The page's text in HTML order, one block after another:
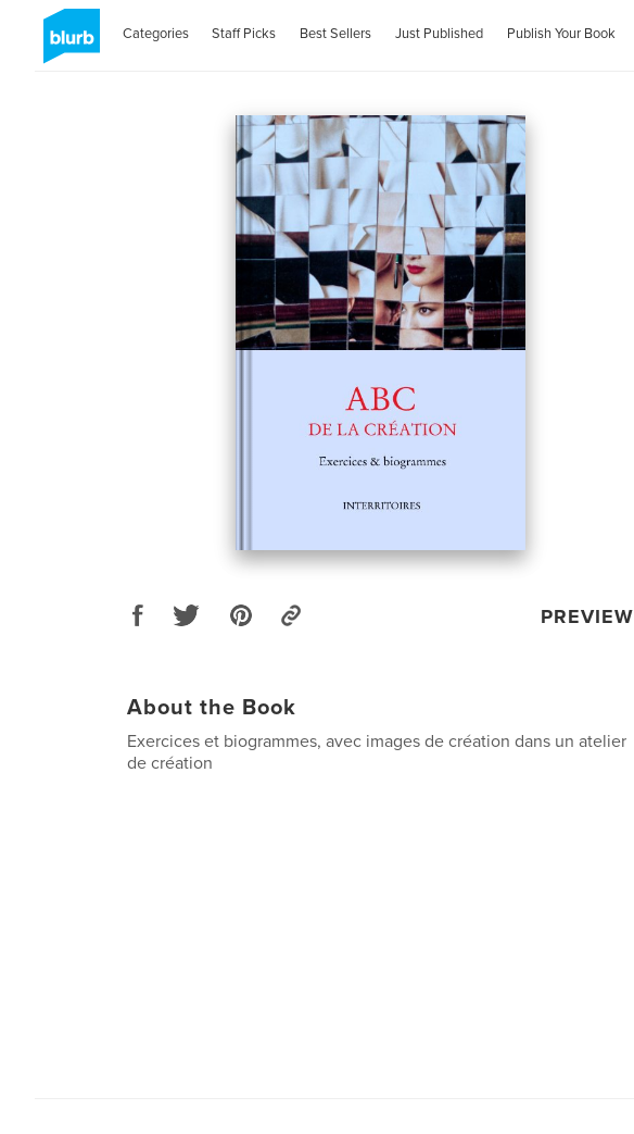
Categories Staff Picks Best Sellers Just Published Publish Your Book
PREVIEW
About the Book
Exercices et biogrammes, avec images de création dans un atelier
de création